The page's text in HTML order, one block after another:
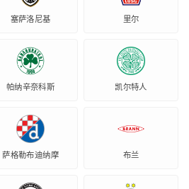
塞萨洛尼基 里尔
帕纳辛奈科斯 凯尔特人
萨格勒布迪纳摩 布兰